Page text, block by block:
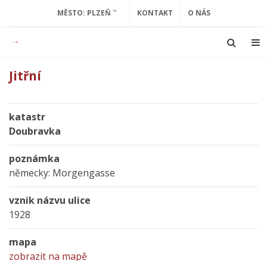
MĚSTO: PLZEŇ KONTAKT O NÁS
Jitřní
katastr
Doubravka
poznámka
německy: Morgengasse
vznik názvu ulice
1928
mapa
zobrazit na mapě